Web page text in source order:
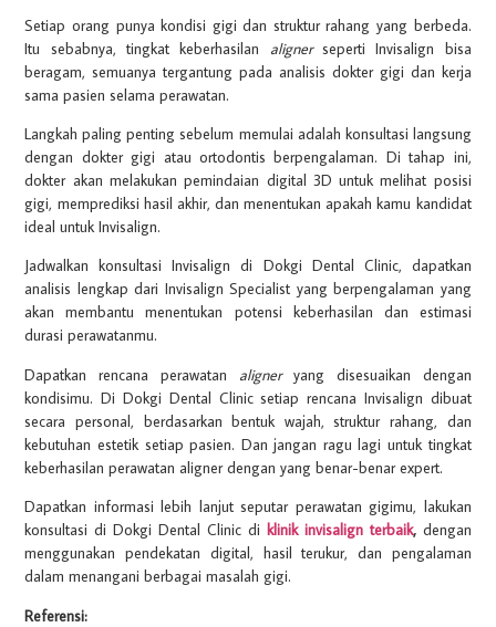
Setiap orang punya kondisi gigi dan struktur rahang yang berbeda.
Itu sebabnya, tingkat keberhasilan aligner seperti Invisalign bisa
beragam, semuanya tergantung pada analisis dokter gigi dan kerja
sama pasien selama perawatan.
Langkah paling penting sebelum memulai adalah konsultasi langsung
dengan dokter gigi atau ortodontis berpengalaman. Di tahap ini,
dokter akan melakukan pemindaian digital 3D untuk melihat posisi
gigi, memprediksi hasil akhir, dan menentukan apakah kamu kandidat
ideal untuk Invisalign.
Jadwalkan konsultasi Invisalign di Dokgi Dental Clinic, dapatkan
analisis lengkap dari Invisalign Specialist yang berpengalaman yang
akan membantu menentukan potensi keberhasilan dan estimasi
durasi perawatanmu.
Dapatkan rencana perawatan aligner yang disesuaikan dengan
kondisimu. Di Dokgi Dental Clinic setiap rencana Invisalign dibuat
secara personal, berdasarkan bentuk wajah, struktur rahang, dan
kebutuhan estetik setiap pasien. Dan jangan ragu lagi untuk tingkat
keberhasilan perawatan aligner dengan yang benar-benar expert.
Dapatkan informasi lebih lanjut seputar perawatan gigimu, lakukan
konsultasi di Dokgi Dental Clinic di klinik invisalign terbaik, dengan
menggunakan pendekatan digital, hasil terukur, dan pengalaman
dalam menangani berbagai masalah gigi.
Referensi: